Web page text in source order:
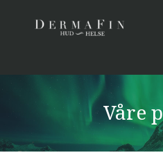
Våre